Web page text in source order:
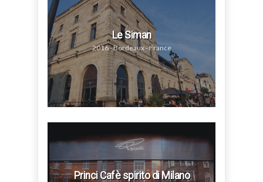
Le Siman
2016 - Bordeaux - France
Princi Cafè spirito di Milano